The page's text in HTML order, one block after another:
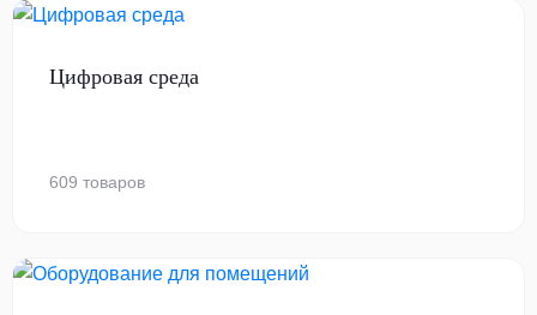
Цифровая среда
609 товаров